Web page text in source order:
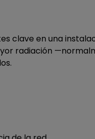
clave en una
radiación